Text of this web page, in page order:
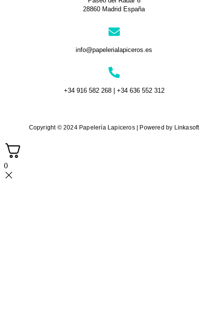
28860 Madrid España
info@papelerialapiceros.es
+34 916 582 268 | +34 636 552 312
Copyright © 2024 Papelería Lapiceros | Powered by Linkasoft
0